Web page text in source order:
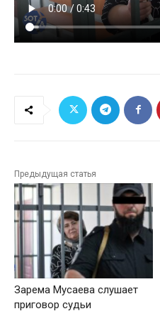
Предыдущая статья
Зарема Мусаева слушает
приговор судьи